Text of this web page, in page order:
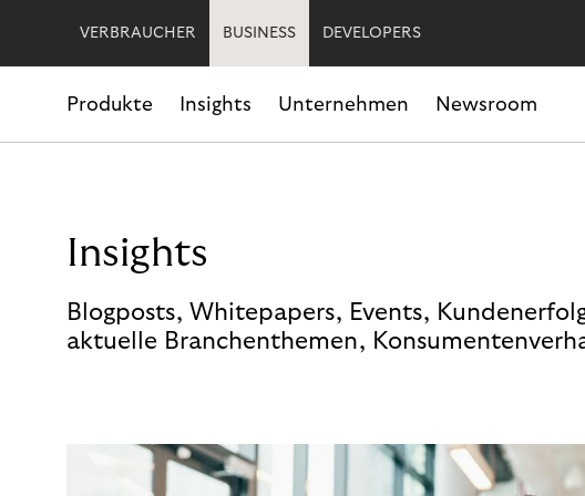
VERBRAUCHER BUSINESS DEVELOPERS
Produkte Insights Unternehmen Newsroom
Insights
Blogposts, Whitepapers, Events,
aktuelle Branchenthemen,